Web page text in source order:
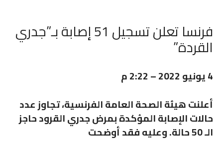
فرنسا تعلن تسجيل 51 إصابة بـ”جدري
القردة”
4 يونيو 2022 – 2:22 م
أعلنت هيئة الصحة العامة الفرنسية، تجاوز عدد
حالات الإصابة المؤكدة بمرض جدري القرود حاجز
الـ 50 حالة. وعليه فقد أوضحت